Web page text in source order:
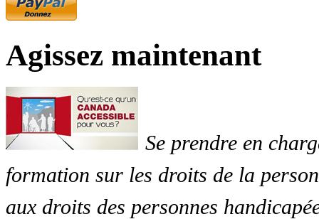
Agissez maintenant
Se prendre en
formation sur les droits de la
aux droits des personnes